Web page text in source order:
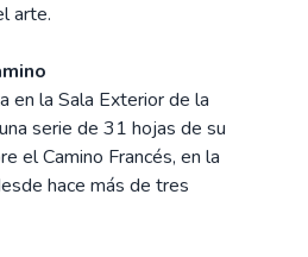
arte.
en la Sala Exterior de la
serie de 31 hojas de su
el Camino Francés, en la
hace más de tres